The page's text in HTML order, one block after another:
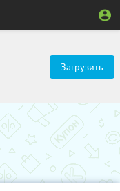
Загрузить